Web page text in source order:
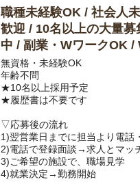
職種未経験OK / 社会人
歓迎 / 10名以上の大量
中 / 副業・WワークOK /
無資格・未経験OK
年齢不問
★10名以上採用予定
★履歴書は不要です
▽応募後の流れ
1)翌営業日までに担当より電話
2)電話で登録面談→求人とマッ
3)ご希望の施設で、職場見学
4)就業決定→勤務開始